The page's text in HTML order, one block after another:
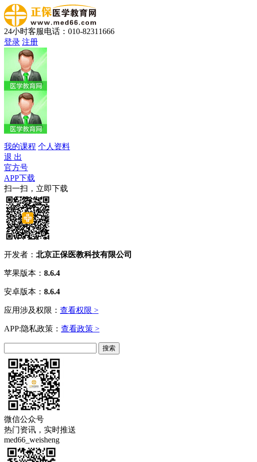
24小时客服电话：010-82311666
登录 注册
我的课程 个人资料
退 出
官方号
APP下载
扫一扫，立即下载
开发者： 北京正保医教科技有限公司
苹果版本： 8.6.4
安卓版本： 8.6.4
应用涉及权限： 查看权限 >
APP:隐私政策： 查看政策 >
微信公众号
热门资讯，实时推送
med66_weisheng